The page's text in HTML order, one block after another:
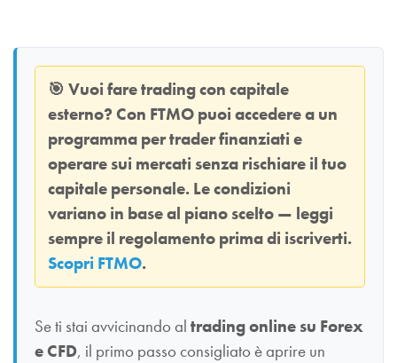
🎯 Vuoi fare trading con capitale
esterno? Con FTMO puoi accedere a un
programma per trader finanziati e
operare sui mercati senza rischiare il tuo
capitale personale. Le condizioni
variano in base al piano scelto — leggi
sempre il regolamento prima di iscriverti.
Scopri FTMO.
Se ti stai avvicinando al trading online su Forex
e CFD, il primo passo consigliato è aprire un